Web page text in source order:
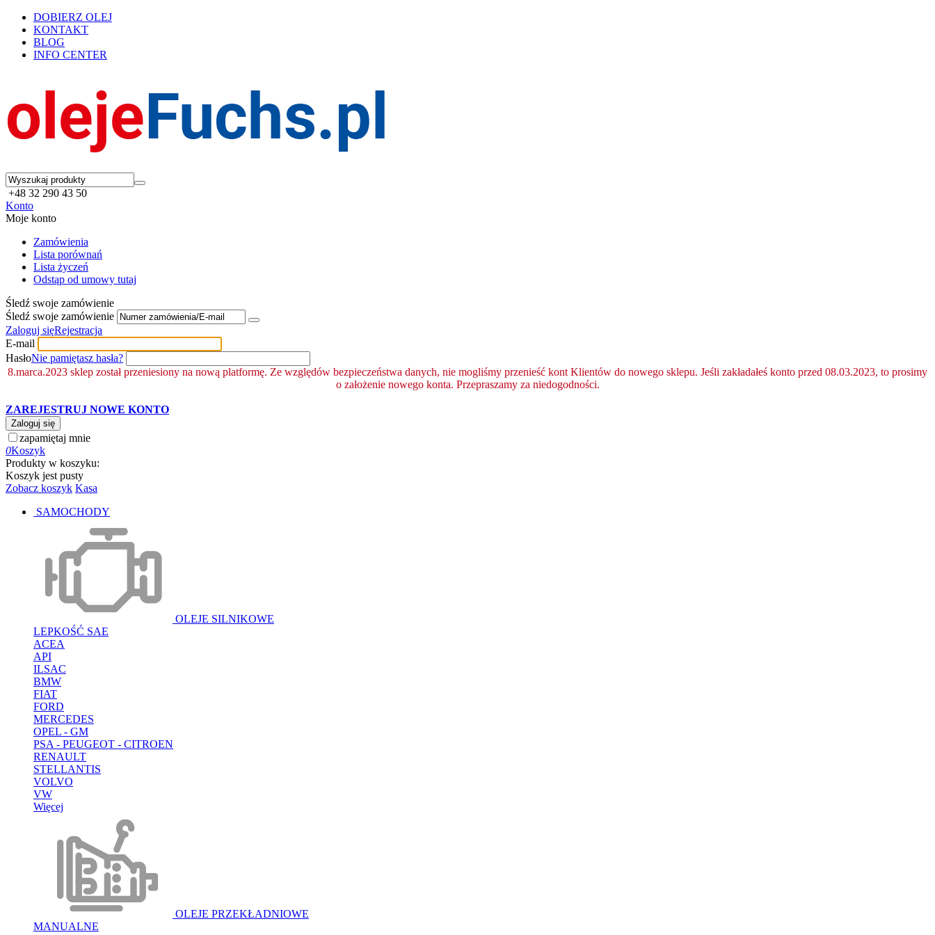
DOBIERZ OLEJ
KONTAKT
BLOG
INFO CENTER
+48 32 290 43 50
Konto
Moje konto
Zamówienia
Lista porównań
Lista życzeń
Odstąp od umowy tutaj
Śledź swoje zamówienie
Śledź swoje zamówienie
Zaloguj sięRejestracja
E-mail
HasłoNie pamiętasz hasła?
8.marca.2023 sklep został przeniesiony na nową platformę. Ze względów bezpieczeństwa danych, nie mogliśmy przenieść kont Klientów do nowego sklepu. Jeśli zakładałeś konto przed 08.03.2023, to prosimy
o założenie nowego konta. Przepraszamy za niedogodności.
ZAREJESTRUJ NOWE KONTO
Zaloguj się
zapamiętaj mnie
0Koszyk
Produkty w koszyku:
Koszyk jest pusty
Zobacz koszyk Kasa
SAMOCHODY
OLEJE SILNIKOWE
LEPKOŚĆ SAE
ACEA
API
ILSAC
BMW
FIAT
FORD
MERCEDES
OPEL - GM
PSA - PEUGEOT - CITROEN
RENAULT
STELLANTIS
VOLVO
VW
Więcej
OLEJE PRZEKŁADNIOWE
MANUALNE